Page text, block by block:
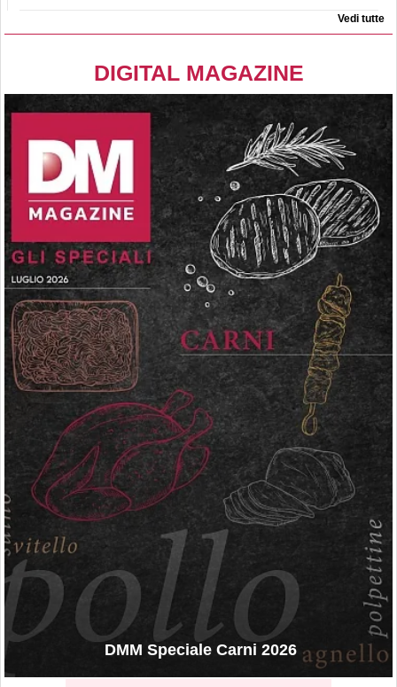
Vedi tutte
DIGITAL MAGAZINE
DMM Speciale Carni 2026